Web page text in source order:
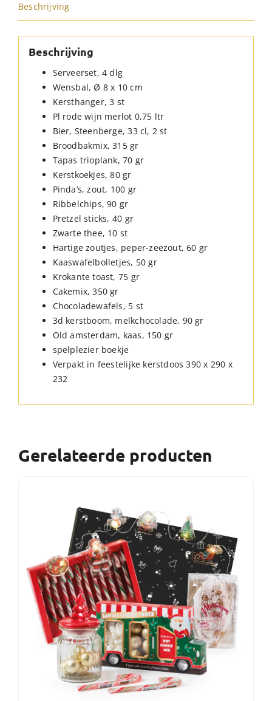
Beschrijving
Beschrijving
Serveerset, 4 dlg
Wensbal, Ø 8 x 10 cm
Kersthanger, 3 st
Pl rode wijn merlot 0,75 ltr
Bier, Steenberge, 33 cl, 2 st
Broodbakmix, 315 gr
Tapas trioplank, 70 gr
Kerstkoekjes, 80 gr
Pinda’s, zout, 100 gr
Ribbelchips, 90 gr
Pretzel sticks, 40 gr
Zwarte thee, 10 st
Hartige zoutjes, peper-zeezout, 60 gr
Kaaswafelbolletjes, 50 gr
Krokante toast, 75 gr
Cakemix, 350 gr
Chocoladewafels, 5 st
3d kerstboom, melkchocolade, 90 gr
Old amsterdam, kaas, 150 gr
spelplezier boekje
Verpakt in feestelijke kerstdoos 390 x 290 x
232
Gerelateerde producten